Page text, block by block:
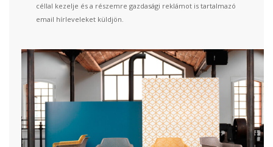
céllal kezelje és a részemre gazdasági reklámot is tartalmazó
email hírleveleket küldjön.